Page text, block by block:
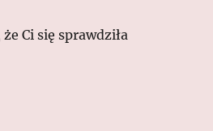
Ci się sprawdziła